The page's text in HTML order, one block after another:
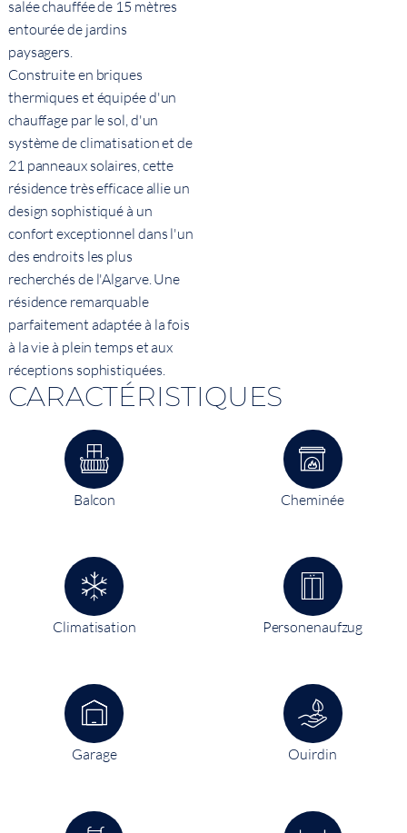
salée chauffée de 15 mètres
entourée de jardins
paysagers.
Construite en briques
thermiques et équipée d'un
chauffage par le sol, d'un
système de climatisation et de
21 panneaux solaires, cette
résidence très efficace allie un
design sophistiqué à un
confort exceptionnel dans l'un
des endroits les plus
recherchés de l'Algarve. Une
résidence remarquable
parfaitement adaptée à la fois
à la vie à plein temps et aux
réceptions sophistiquées.
CARACTÉRISTIQUES
Balcon Cheminée
Climatisation Personenaufzug
Garage Ouirdin